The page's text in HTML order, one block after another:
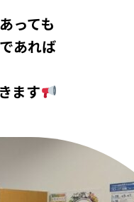
っても
あれば
ます